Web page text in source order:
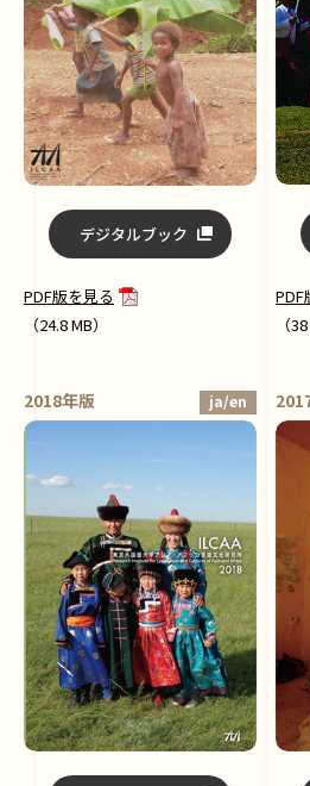
デジタルブック
PDF版を見る
（24.8 MB）
PDF
（
2018年版 ja/en